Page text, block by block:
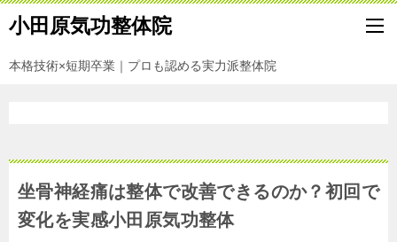
小田原気功整体院
本格技術×短期卒業｜プロも認める実力派整体院
坐骨神経痛は整体で改善できるのか？初回で
変化を実感小田原気功整体